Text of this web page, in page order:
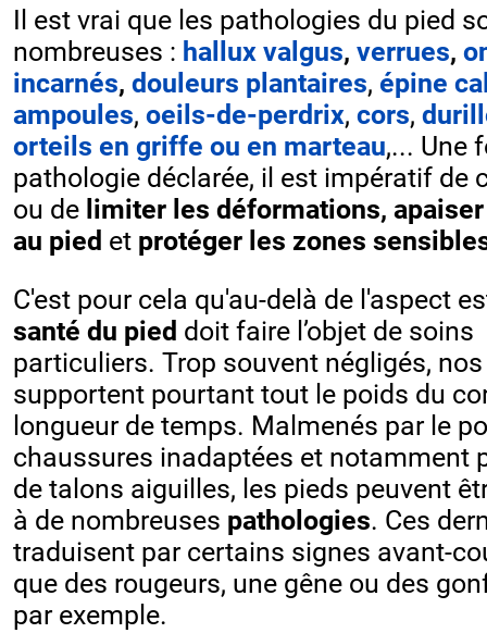
Il est vrai que les pathologies du pied
nombreuses : hallux valgus, verrues,
incarnés, douleurs plantaires, épine
ampoules, oeils-de-perdrix, cors,
orteils en griffe ou en marteau,... Une
pathologie déclarée, il est impératif de
ou de limiter les déformations,
au pied etprotéger les zones
C'est pour cela qu'au-delà de l'aspect
santé du pied doit faire l’objet de soins
particuliers. Trop souvent négligés,
supportent pourtant tout le poids du
longueur de temps. Malmenés par le
chaussures inadaptées et notamment
de talons aiguilles, les pieds peuvent
à de nombreuses pathologies. Ces
traduisent par certains signes avant-
que des rougeurs, une gêne ou des
par exemple.